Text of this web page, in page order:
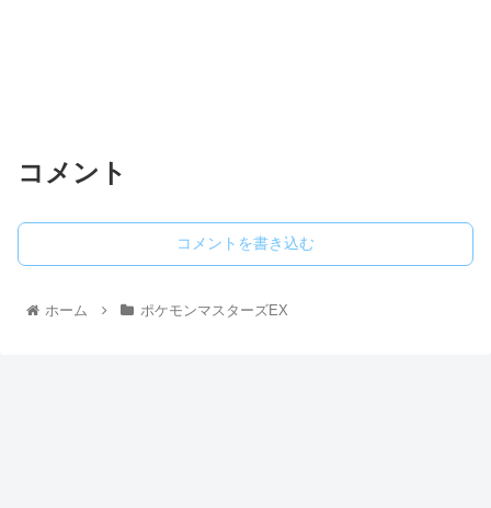
コメント
コメントを書き込む
ホーム ポケモンマスターズEX